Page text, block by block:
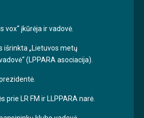
vox“ įkūrėja ir vadovė.
išrinkta „Lietuvos metų
(LPPARA asociacija).
prie LR FM ir LLPPARA narė.